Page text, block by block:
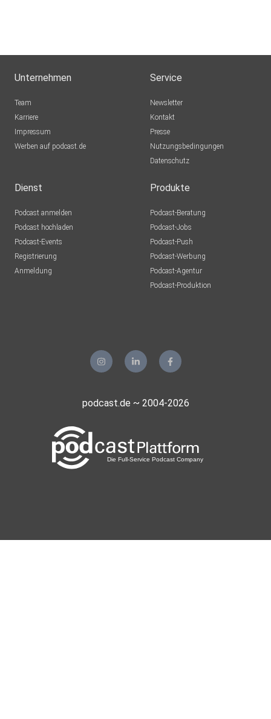
Unternehmen
Team
Karriere
Impressum
Werben auf podcast.de
Service
Newsletter
Kontakt
Presse
Nutzungsbedingungen
Datenschutz
Dienst
Podcast anmelden
Podcast hochladen
Podcast-Events
Registrierung
Anmeldung
Produkte
Podcast-Beratung
Podcast-Jobs
Podcast-Push
Podcast-Werbung
Podcast-Agentur
Podcast-Produktion
podcast.de ~ 2004-2026